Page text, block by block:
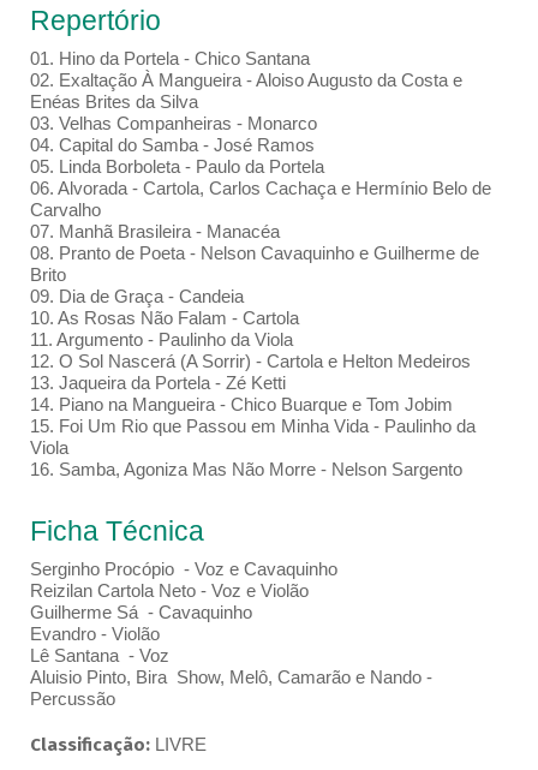
Repertório
01. Hino da Portela - Chico Santana
02. Exaltação À Mangueira - Aloiso Augusto da Costa e
Enéas Brites da Silva
03. Velhas Companheiras - Monarco
04. Capital do Samba - José Ramos
05. Linda Borboleta - Paulo da Portela
06. Alvorada - Cartola, Carlos Cachaça e Hermínio Belo de
Carvalho
07. Manhã Brasileira - Manacéa
08. Pranto de Poeta - Nelson Cavaquinho e Guilherme de
Brito
09. Dia de Graça - Candeia
10. As Rosas Não Falam - Cartola
11. Argumento - Paulinho da Viola
12. O Sol Nascerá (A Sorrir) - Cartola e Helton Medeiros
13. Jaqueira da Portela - Zé Ketti
14. Piano na Mangueira - Chico Buarque e Tom Jobim
15. Foi Um Rio que Passou em Minha Vida - Paulinho da
Viola
16. Samba, Agoniza Mas Não Morre - Nelson Sargento
Ficha Técnica
Serginho Procópio - Voz e Cavaquinho
Reizilan Cartola Neto - Voz e Violão
Guilherme Sá - Cavaquinho
Evandro - Violão
Lê Santana - Voz
Aluisio Pinto, Bira Show, Melô, Camarão e Nando -
Percussão
Classificação: LIVRE